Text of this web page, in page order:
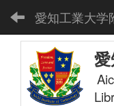
愛知工業大学